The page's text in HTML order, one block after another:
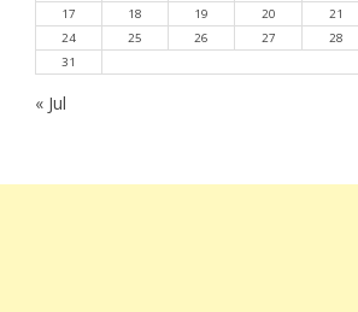
17
18 19 20 21
24
25 26 27 28
31
« Jul